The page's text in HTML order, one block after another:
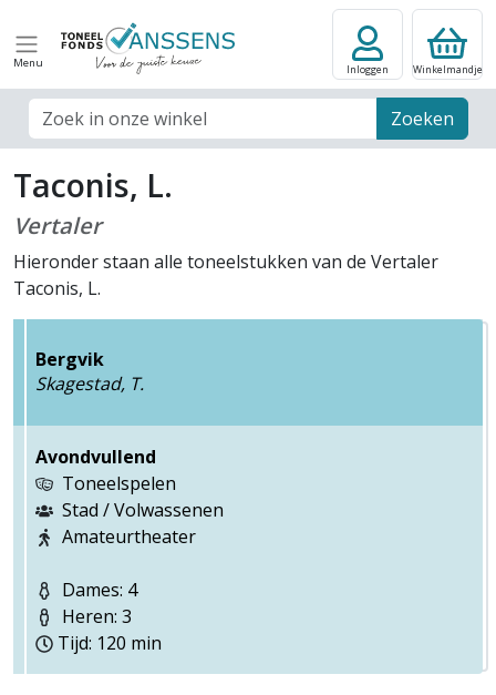
Menu
Zoek veld Zoeken
Inloggen Winkelmandje
Taconis, L.
Vertaler
Hieronder staan alle toneelstukken van de Vertaler
Taconis, L.
Bergvik
Skagestad, T.
Avondvullend
Toneelspelen
Stad / Volwassenen
Amateurtheater
Dames: 4
Heren: 3
Tijd: 120 min